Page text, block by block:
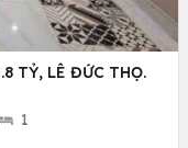
TỶ, LÊ ĐỨC THỌ.
1